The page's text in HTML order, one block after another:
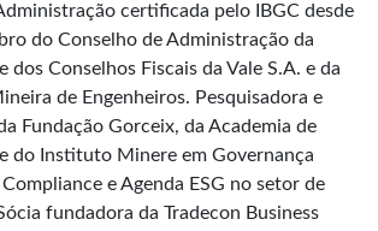
certificada pelo IBGC desde
do Conselho de Administração da
dos Conselhos Fiscais da Vale S.A. e da
de Engenheiros. Pesquisadora e
Fundação Gorceix, da Academia de
do Instituto Minere em Governança
e Agenda ESG no setor de
fundadora da Tradecon Business